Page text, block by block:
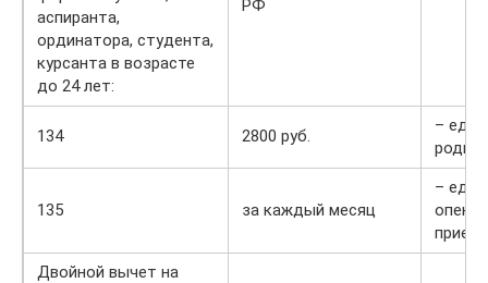
аспиранта,
ординатора, студента,
курсанта в возрасте
до 24 лет:
РФ
134 2800 руб.
–
135 за каждый месяц
–
Двойной вычет на